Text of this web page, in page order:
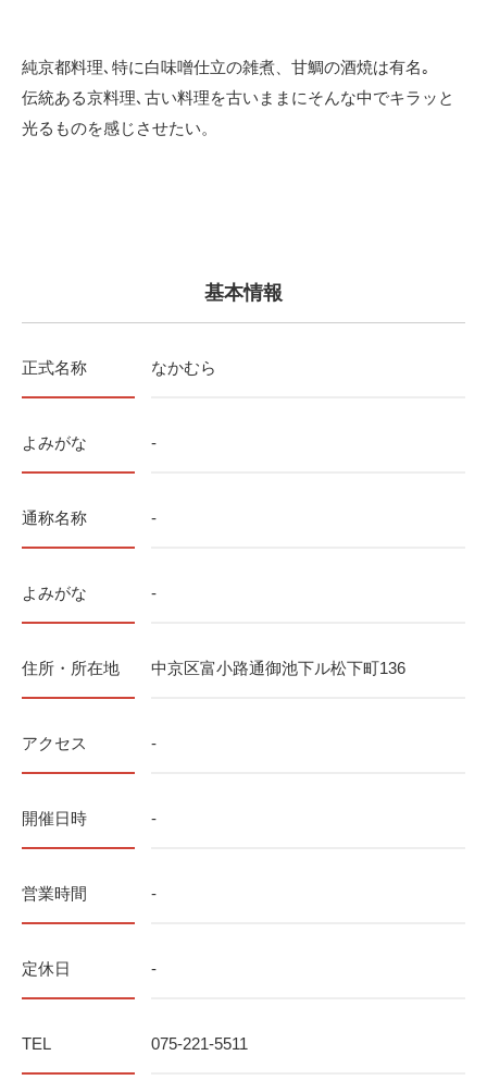
純京都料理､特に白味噌仕立の雑煮、甘鯛の酒焼は有名｡
伝統ある京料理､古い料理を古いままにそんな中でキラッと
光るものを感じさせたい。
基本情報
正式名称 なかむら
よみがな -
通称名称 -
よみがな -
住所・所在地 中京区富小路通御池下ル松下町136
アクセス -
開催日時 -
営業時間 -
定休日 -
TEL 075-221-5511